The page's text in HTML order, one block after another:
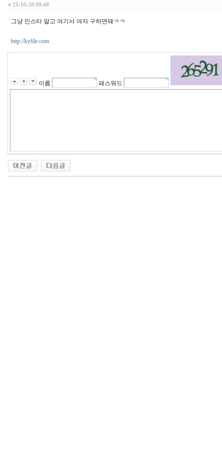
e 25-10-28 09:48
그냥 인스타 말고 여기서 여자 구하면돼ㅋㅋ
http://kyfile.com
이름 패스워드